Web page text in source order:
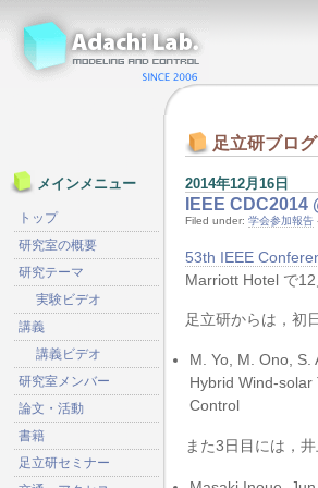
足立研ブログ
2014年12月16日
IEEE CDC2014
Filed under: 学会参加報告
53th IEEE
Marriott Hotel で
足立研からは，初
M. Yo, M. Ono,
Hybrid Wind-
Control
また3日目には，
メインメニュー
トップ
研究室の概要
研究テーマ
実験ビデオ
講義
講義ビデオ
研究室メンバー
論文・活動
書籍
足立研セミナー